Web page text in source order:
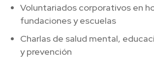
Voluntariados corporativos en
fundaciones y escuelas
Charlas de salud mental,
y prevención